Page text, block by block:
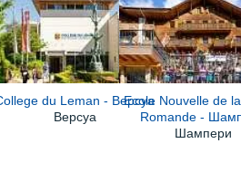
du Leman - Версуа
Версуа
Ecole Nouvelle de
Romande -
Шампери